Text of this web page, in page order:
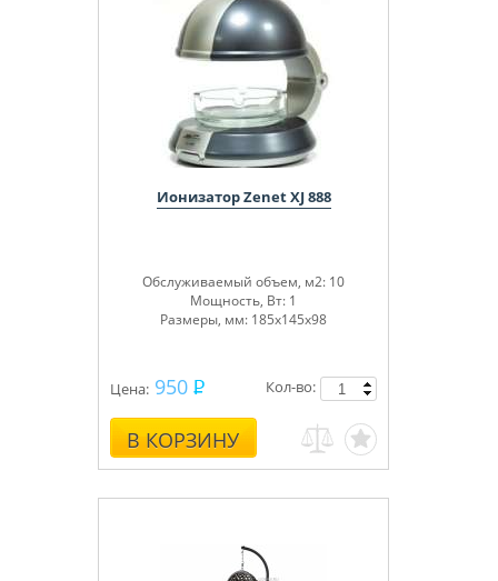
Ионизатор Zenet XJ 888
Обслуживаемый объем, м2: 10
Мощность, Вт: 1
Размеры, мм: 185х145х98
Цена: 950
В КОРЗИНУ
Кол-во: